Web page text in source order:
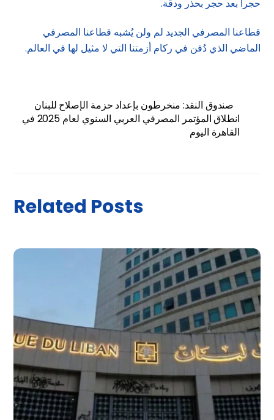
حجراً بعد حجر بحذر ودقّة.
قطاعنا المصرفي الجديد لم ولن يُشبه قطاعنا المصرفي
الماضي الذي دُفن في ركام أزمتنا التي لا مثيل لها في العالم.
صندوق النقد: منخرطون بإعداد حزمة الإصلاح للبنان
انطلاق المؤتمر المصرفي العربي السنوي لعام 2025 في
القاهرة اليوم
Related Posts